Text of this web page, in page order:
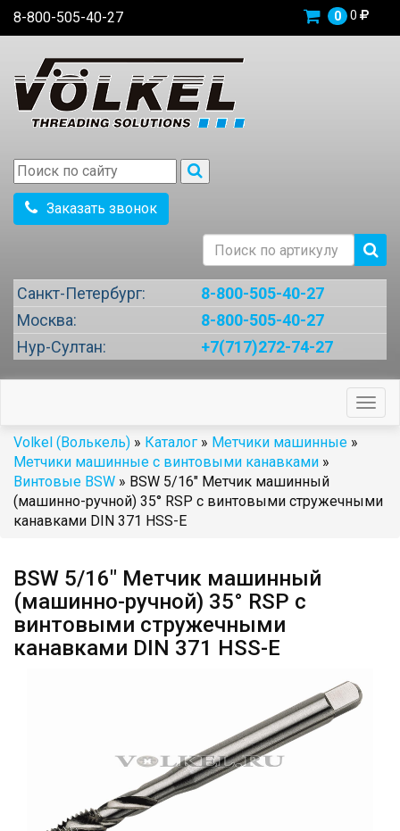
8-800-505-40-27 0 0
Заказать звонок
Санкт-Петербург:
8-800-505-40-27
Москва:
8-800-505-40-27
Нур-Султан:
+7(717)272-74-27
Volkel (Волькель) » Каталог » Метчики машинные »
Метчики машинные с винтовыми канавками »
Винтовые BSW » BSW 5/16" Метчик машинный
(машинно-ручной) 35° RSP с винтовыми стружечными
канавками DIN 371 HSS-E
BSW 5/16" Метчик машинный
(машинно-ручной) 35° RSP с
винтовыми стружечными
канавками DIN 371 HSS-E